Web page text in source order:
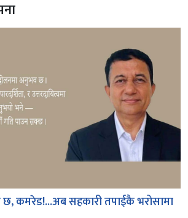
छ, कमरेड!...अब सहकारी तपाईकै भरोसामा